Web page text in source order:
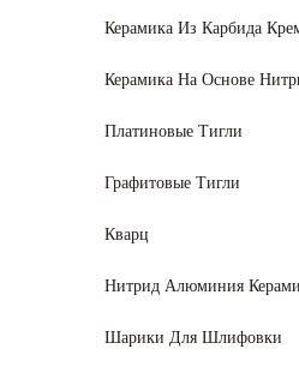
Керамика Из Карбида
Керамика На Основе
Платиновые Тигли
Графитовые Тигли
Кварц
Нитрид Алюминия
Шарики Для Шлифовки